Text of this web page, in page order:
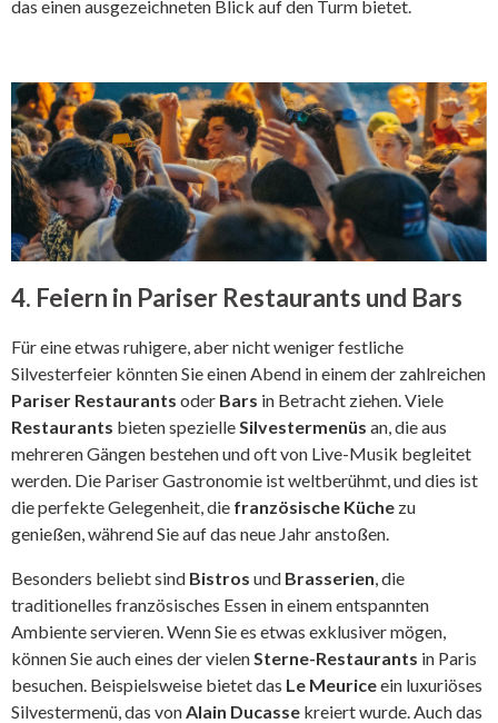
das einen ausgezeichneten Blick auf den Turm bietet.
4. Feiern in Pariser Restaurants und Bars
Für eine etwas ruhigere, aber nicht weniger festliche
Silvesterfeier könnten Sie einen Abend in einem der zahlreichen
Pariser Restaurants oder Bars in Betracht ziehen. Viele
Restaurants bieten spezielleSilvestermenüs an, die aus
mehreren Gängen bestehen und oft von Live-Musik begleitet
werden. Die Pariser Gastronomie ist weltberühmt, und dies ist
die perfekte Gelegenheit, die französische Küche zu
genießen, während Sie auf das neue Jahr anstoßen.
Besonders beliebt sind Bistros und Brasserien, die
traditionelles französisches Essen in einem entspannten
Ambiente servieren. Wenn Sie es etwas exklusiver mögen,
können Sie auch eines der vielenSterne-Restaurants in Paris
besuchen. Beispielsweise bietet das Le Meuriceein luxuriöses
Silvestermenü, das vonAlain Ducasse kreiert wurde. Auch das